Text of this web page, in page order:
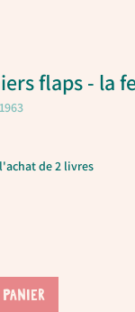
flaps - la
de 2 livres